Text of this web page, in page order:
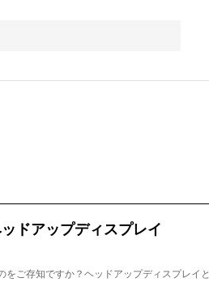
ドアップディスプレイ
ご存知ですか？ヘッドアップディスプレイと